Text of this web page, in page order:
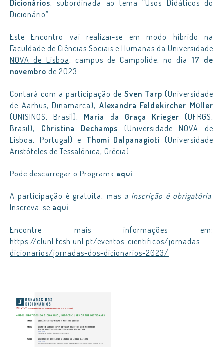
Dicionários, subordinada ao tema “Usos Didáticos do
Dicionário”.
Este Encontro vai realizar-se em modo híbrido na
Faculdade de Ciências Sociais e Humanas da Universidade
NOVA de Lisboa, campus de Campolide, no dia 17 de
novembro de 2023.
Contará com a participação de Sven Tarp (Universidade
de Aarhus, Dinamarca), Alexandra Feldekircher Müller
(UNISINOS, Brasil), Maria da Graça Krieger (UFRGS,
Brasil), Christina Dechamps (Universidade NOVA de
Lisboa, Portugal) e Thomi Dalpanagioti (Universidade
Aristóteles de Tessalónica, Grécia).
Pode descarregar o Programa aqui
A participação é gratuita, mas a inscrição é obrigatória
Inscreva-se aqui
Encontre mais informações em:
https://clunl.fcsh.unl.pt/eventos-cientificos/jornadas-
dicionarios/jornadas-dos-dicionarios-2023/